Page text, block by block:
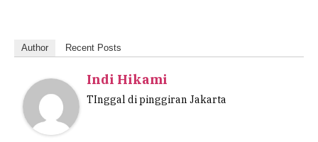
Author Recent Posts
Indi Hikami
TInggal di pinggiran Jakarta